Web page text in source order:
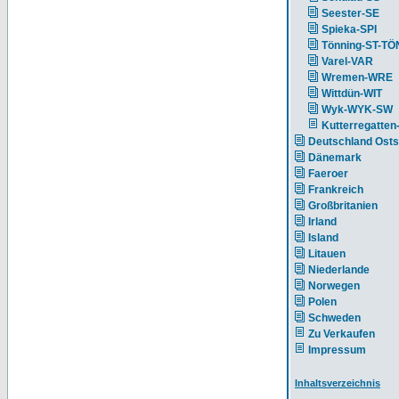
Seester-SE
Spieka-SPI
Tönning-ST-
Varel-VAR
Wremen-WRE
Wittdün-WIT
Wyk-WYK-SW
Deutschland
Dänemark
Faeroer
Frankreich
Großbritanien
Irland
Island
Litauen
Niederlande
Norwegen
Polen
Schweden
Zu Verkaufen
Impressum
Inhaltsverzeichnis